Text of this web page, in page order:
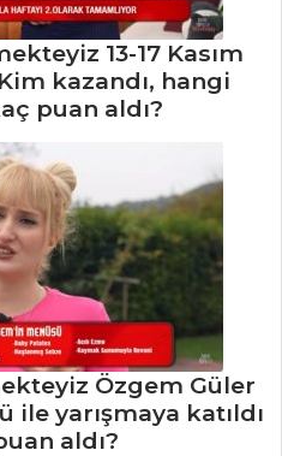
13-17 Kasım
kazandı, hangi
puan aldı?
Özgem Güler
yarışmaya katıldı
aldı?